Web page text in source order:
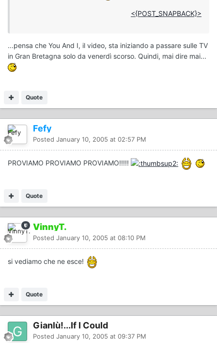
<{POST_SNAPBACK}>
...pensa che You And I, il video, sta iniziando a passare sulle TV
in Gran Bretagna solo da venerdì scorso. Quindi, mai dire mai...
Quote
Fefy
Posted January 10, 2005 at 02:57 PM
PROVIAMO PROVIAMO PROVIAMO!!!!!
Quote
VinnyT.
Posted January 10, 2005 at 08:10 PM
si vediamo che ne esce!
Quote
Gianlù!...If I Could
Posted January 10, 2005 at 09:37 PM